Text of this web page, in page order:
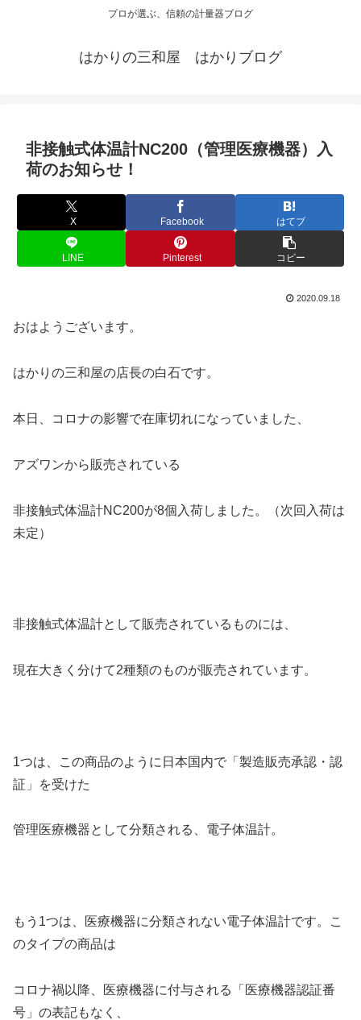
プロが選ぶ、信頼の計量器ブログ
はかりの三和屋 はかりブログ
非接触式体温計NC200（管理医療機器）入
荷のお知らせ！
X Facebook はてブ
LINE Pinterest コピー
2020.09.18
おはようございます。
はかりの三和屋の店長の白石です。
本日、コロナの影響で在庫切れになっていました、
アズワンから販売されている
非接触式体温計NC200が8個入荷しました。（次回入荷は
未定）
非接触式体温計として販売されているものには、
現在大きく分けて2種類のものが販売されています。
1つは、この商品のように日本国内で「製造販売承認・認
証」を受けた
管理医療機器として分類される、電子体温計。
もう1つは、医療機器に分類されない電子体温計です。こ
のタイプの商品は
コロナ禍以降、医療機器に付与される「医療機器認証番
号」の表記もなく、